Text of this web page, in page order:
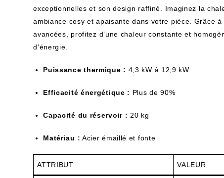
exceptionnelles et son design raffiné. Imaginez la
ambiance cosy et apaisante dans votre pièce. Grâce
avancées, profitez d’une chaleur constante et
d’énergie.
Puissance thermique : 4,3 kW à 12,9 kW
Efficacité énergétique : Plus de 90%
Capacité du réservoir : 20 kg
Matériau : Acier émaillé et fonte
ATTRIBUT VALEUR